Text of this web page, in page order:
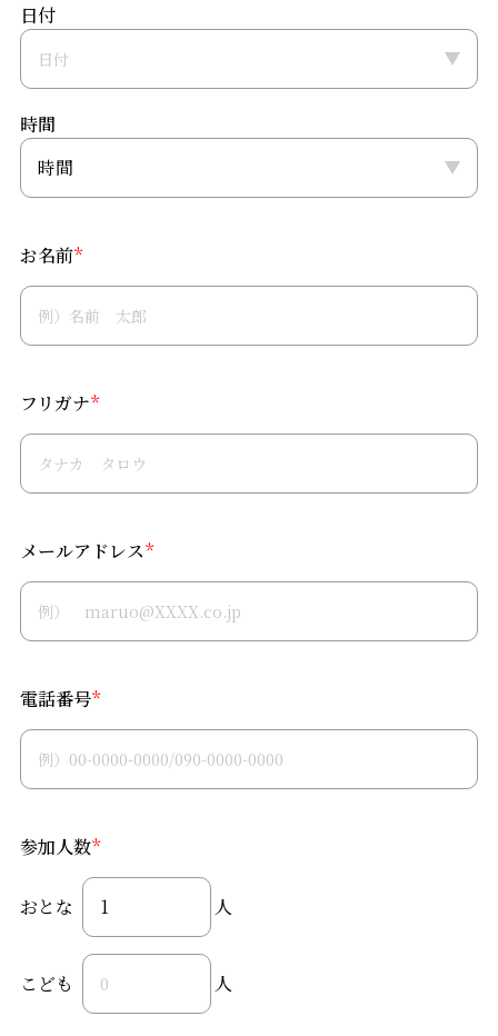
日付
時間
お名前*
フリガナ*
メールアドレス*
電話番号*
参加人数*
おとな 人
こども 人